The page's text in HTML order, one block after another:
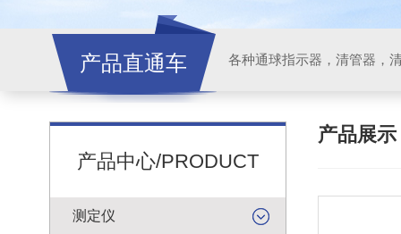
产品直通车 各种通球指示器，清管器，
产品中心/PRODUCT
测定仪
产品展示